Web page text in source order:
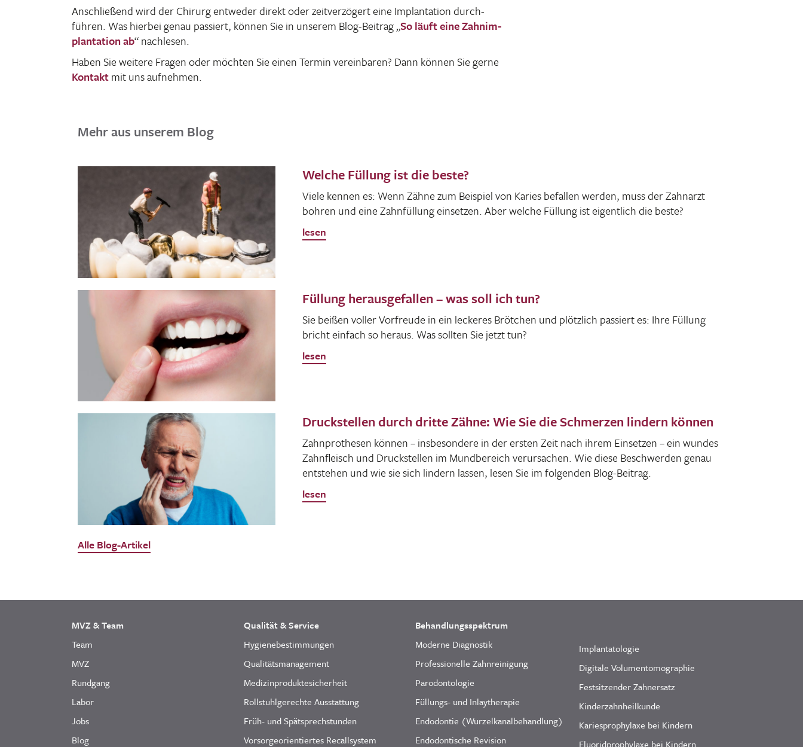
Anschlie­ßend wird der Chirurg entweder direkt oder zeit­ver­zö­gert eine Implan­ta­tion durch­
führen. Was hierbei genau passiert, können Sie in unserem Blog-Beitrag „So läuft eine Zahn­im­
plan­ta­tion ab“ nach­lesen.
Haben Sie weitere Fragen oder möchten Sie einen Termin verein­baren? Dann können Sie gerne
Kontaktmit uns aufnehmen.
Mehr aus unserem Blog
Welche Füllung ist die beste?
Viele kennen es: Wenn Zähne zum Beispiel von Karies befallen werden, muss der Zahn­arzt
bohren und eine Zahn­fül­lung einsetzen. Aber welche Füllung ist eigent­lich die beste?
lesen
Füllung herausgefallen – was soll ich tun?
Sie beißen voller Vorfreude in ein leckeres Bröt­chen und plötz­lich passiert es: Ihre Füllung
bricht einfach so heraus. Was sollten Sie jetzt tun?
lesen
Druckstellen durch dritte Zähne: Wie Sie die Schmerzen lindern können
Zahn­pro­thesen können – insbe­son­dere in der ersten Zeit nach ihrem Einsetzen – ein wundes
Zahn­fleisch und Druck­stellen im Mund­be­reich verur­sa­chen. Wie diese Beschwerden genau
entstehen und wie sie sich lindern lassen, lesen Sie im folgenden Blog-Beitrag.
lesen
Alle Blog-Artikel
MVZ & Team
Team
MVZ
Rundgang
Labor
Jobs
Blog
Qualität & Service
Hygienebestimmungen
Qualitätsmanagement
Medizinproduktesicherheit
Rollstuhlgerechte Ausstattung
Früh- und Spätsprechstunden
Vorsorgeorientiertes Recallsystem
Behandlungsspektrum
Moderne Diagnostik
Professionelle Zahnreinigung
Parodontologie
Füllungs- und Inlaytherapie
Endodontie (Wurzelkanalbehandlung)
Endodontische Revision
Implantatologie
Digitale Volumentomographie
Festsitzender Zahnersatz
Kinderzahnheilkunde
Kariesprophylaxe bei Kindern
Fluoridprophylaxe bei Kindern